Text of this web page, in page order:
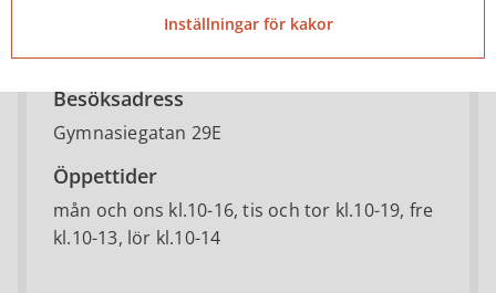
Besöksadress
Gymnasiegatan 29E
Öppettider
mån och ons kl.10-16, tis och tor kl.10-19, fre
kl.10-13, lör kl.10-14
Inställningar för kakor